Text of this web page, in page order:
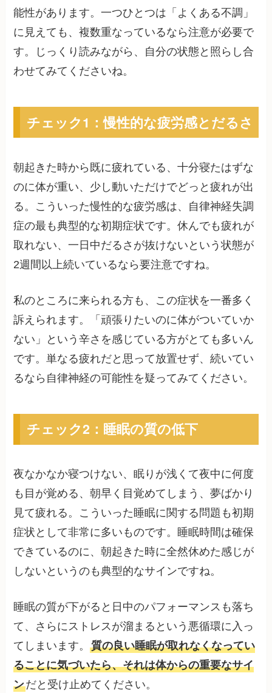
能性があります。一つひとつは「よくある不調」
に見えても、複数重なっているなら注意が必要で
す。じっくり読みながら、自分の状態と照らし合
わせてみてくださいね。
チェック1：慢性的な疲労感とだるさ
朝起きた時から既に疲れている、十分寝たはずな
のに体が重い、少し動いただけでどっと疲れが出
る。こういった慢性的な疲労感は、自律神経失調
症の最も典型的な初期症状です。休んでも疲れが
取れない、一日中だるさが抜けないという状態が
2週間以上続いているなら要注意ですね。
私のところに来られる方も、この症状を一番多く
訴えられます。「頑張りたいのに体がついていか
ない」という辛さを感じている方がとても多いん
です。単なる疲れだと思って放置せず、続いてい
るなら自律神経の可能性を疑ってみてください。
チェック2：睡眠の質の低下
夜なかなか寝つけない、眠りが浅くて夜中に何度
も目が覚める、朝早く目覚めてしまう、夢ばかり
見て疲れる。こういった睡眠に関する問題も初期
症状として非常に多いものです。睡眠時間は確保
できているのに、朝起きた時に全然休めた感じが
しないというのも典型的なサインですね。
睡眠の質が下がると日中のパフォーマンスも落ち
て、さらにストレスが溜まるという悪循環に入っ
てしまいます。質の良い睡眠が取れなくなってい
ることに気づいたら、それは体からの重要なサイ
ンだと受け止めてください。